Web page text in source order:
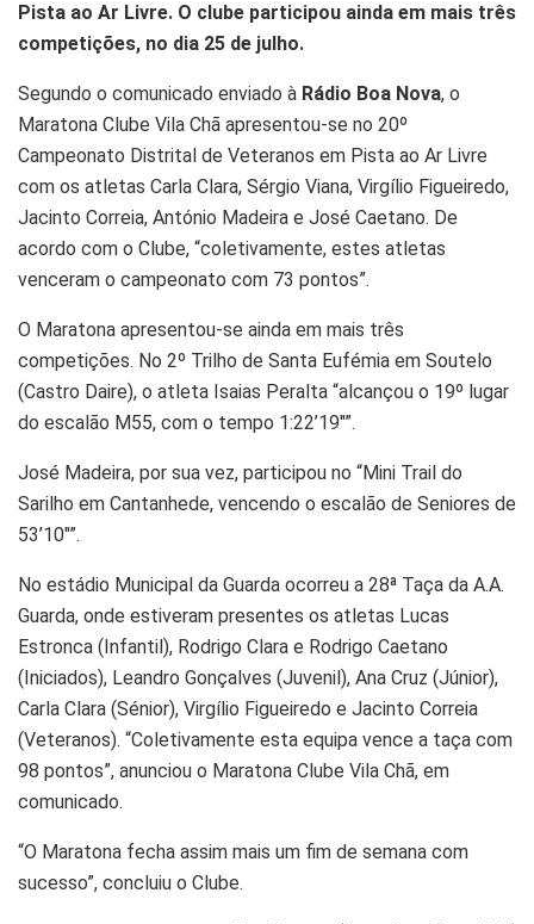
Pista ao Ar Livre. O clube participou ainda em mais três
competições, no dia 25 de julho.
Segundo o comunicado enviado à Rádio Boa Nova, o
Maratona Clube Vila Chã apresentou-se no 20º
Campeonato Distrital de Veteranos em Pista ao Ar Livre
com os atletas Carla Clara, Sérgio Viana, Virgílio Figueiredo,
Jacinto Correia, António Madeira e José Caetano. De
acordo com o Clube, “coletivamente, estes atletas
venceram o campeonato com 73 pontos”.
O Maratona apresentou-se ainda em mais três
competições. No 2º Trilho de Santa Eufémia em Soutelo
(Castro Daire), o atleta Isaias Peralta “alcançou o 19º lugar
do escalão M55, com o tempo 1:22’19″”.
José Madeira, por sua vez, participou no “Mini Trail do
Sarilho em Cantanhede, vencendo o escalão de Seniores de
53’10″”.
No estádio Municipal da Guarda ocorreu a 28ª Taça da A.A.
Guarda, onde estiveram presentes os atletas Lucas
Estronca (Infantil), Rodrigo Clara e Rodrigo Caetano
(Iniciados), Leandro Gonçalves (Juvenil), Ana Cruz (Júnior),
Carla Clara (Sénior), Virgílio Figueiredo e Jacinto Correia
(Veteranos). “Coletivamente esta equipa vence a taça com
98 pontos”, anunciou o Maratona Clube Vila Chã, em
comunicado.
“O Maratona fecha assim mais um fim de semana com
sucesso”, concluiu o Clube.